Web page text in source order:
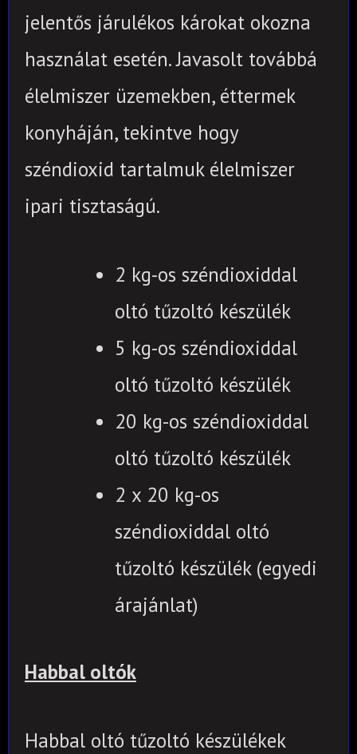
jelentős járulékos károkat okozna
használat esetén. Javasolt továbbá
élelmiszer üzemekben, éttermek
konyháján, tekintve hogy
széndioxid tartalmuk élelmiszer
ipari tisztaságú.
2 kg-os széndioxiddal
oltó tűzoltó készülék
5 kg-os széndioxiddal
oltó tűzoltó készülék
20 kg-os széndioxiddal
oltó tűzoltó készülék
2 x 20 kg-os
széndioxiddal oltó
tűzoltó készülék (egyedi
árajánlat)
Habbal oltók
Habbal oltó tűzoltó készülékek